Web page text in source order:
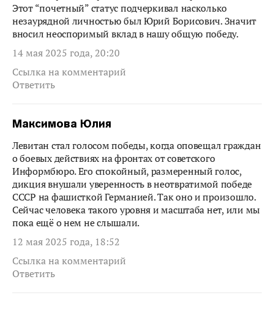
Этот “почетный” статус подчеркивал насколько
незаурядной личностью был Юрий Борисович. Значит
вносил неоспоримый вклад в нашу общую победу.
14 мая 2025 года, 20:20
Ссылка на комментарий
Ответить
Максимова Юлия
Левитан стал голосом победы, когда оповещал граждан
о боевых действиях на фронтах от советского
Информбюро. Его спокойный, размеренный голос,
дикция внушали уверенность в неотвратимой победе
СССР на фашисткой Германией. Так оно и произошло.
Сейчас человека такого уровня и масштаба нет, или мы
пока ещё о нем не слышали.
12 мая 2025 года, 18:52
Ссылка на комментарий
Ответить